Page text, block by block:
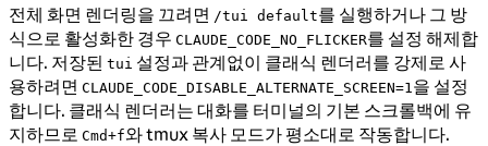
전체 화면 렌더링을 끄려면 /tui default를 실행하거나 그 방
식으로 활성화한 경우 CLAUDE_CODE_NO_FLICKER를 설정 해제합
니다. 저장된 tui 설정과 관계없이 클래식 렌더러를 강제로 사
용하려면 CLAUDE_CODE_DISABLE_ALTERNATE_SCREEN=1 을 설정
합니다. 클래식 렌더러는 대화를 터미널의 기본 스크롤백에 유
지하므로 Cmd+f와 tmux 복사 모드가 평소대로 작동합니다.